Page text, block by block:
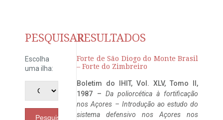
PESQUISAR
Escolha
uma ilha:
Pesquisar
RESULTADOS
Forte de São Diogo do Monte Brasil
– Forte do Zimbreiro
Boletim do IHIT, Vol. XLV, Tomo II,
1987 – Da poliorcética à fortificação
nos Açores – Introdução ao estudo do
sistema defensivo nos Açores nos